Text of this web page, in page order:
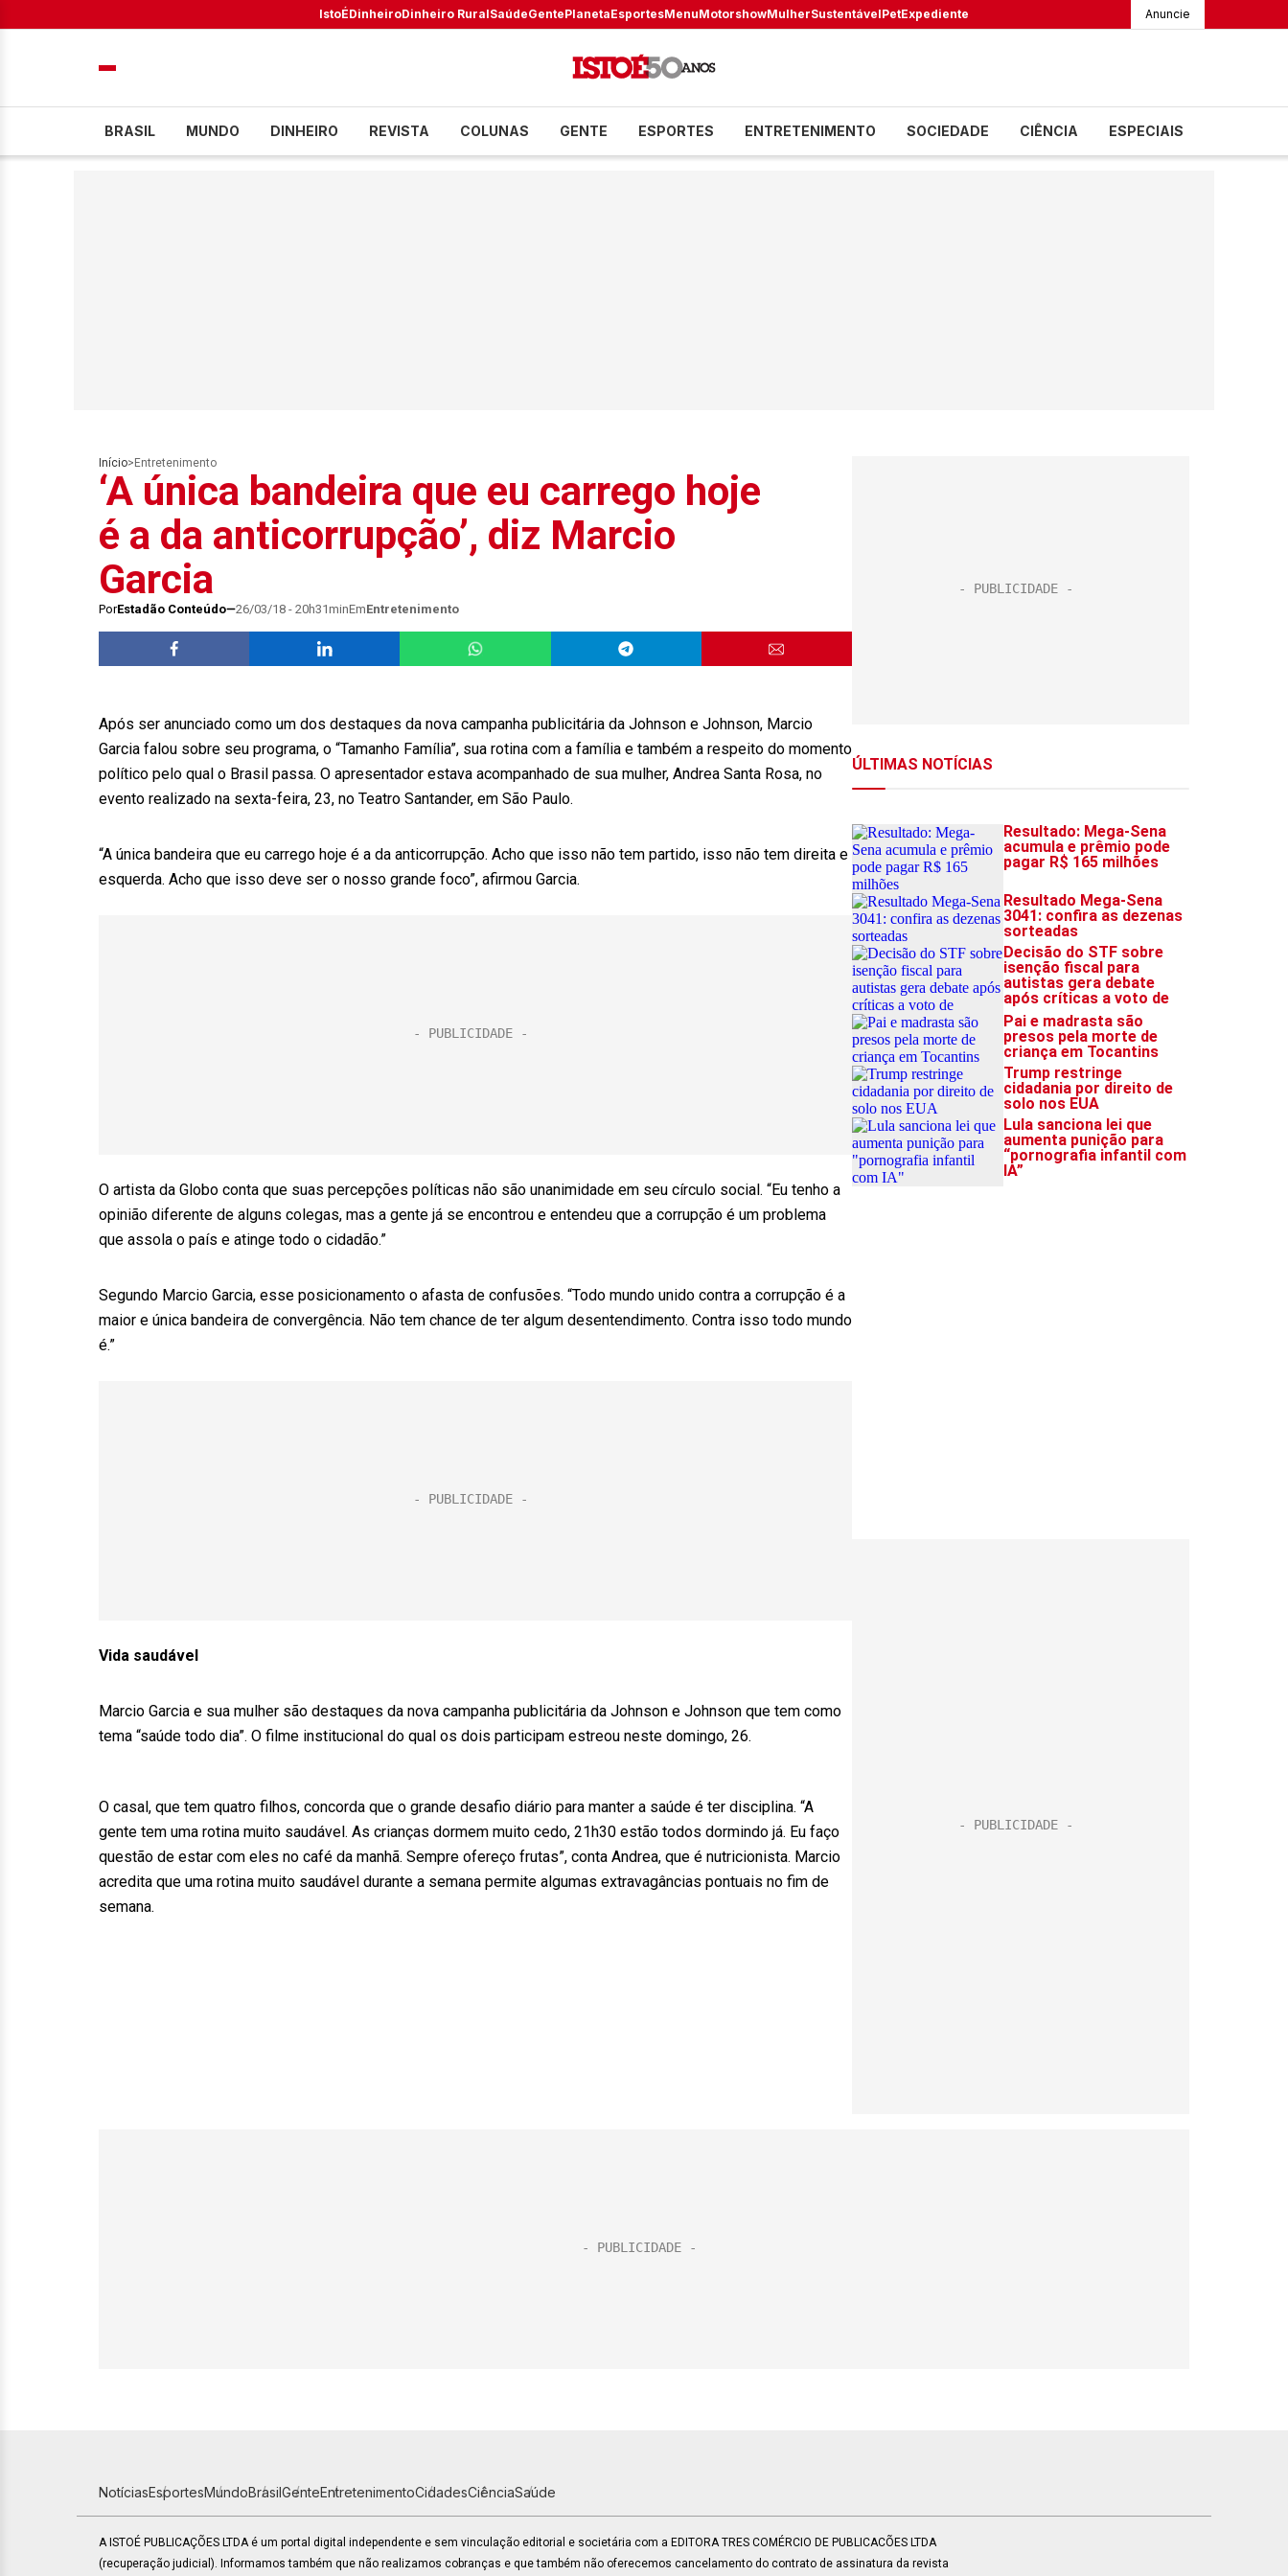
IstoÉDinheiroDinheiro RuralSaúdeGentePlanetaEsportesMenuMotorshowMulherSustentávelPetExpediente Anuncie
BRASIL MUNDO DINHEIRO REVISTA COLUNAS GENTE ESPORTES ENTRETENIMENTO SOCIEDADE CIÊNCIA ESPECIAIS
Início> Entretenimento
‘A única bandeira que eu carrego hoje
é a da anticorrupção’, diz Marcio
Garcia
PorEstadão Conteúdo 26/03/18 - 20h31minEmEntretenimento
Após ser anunciado como um dos destaques da nova campanha publicitária da Johnson e Johnson, Marcio
Garcia falou sobre seu programa, o “Tamanho Família”, sua rotina com a família e também a respeito do momento
político pelo qual o Brasil passa. O apresentador estava acompanhado de sua mulher, Andrea Santa Rosa, no
evento realizado na sexta-feira, 23, no Teatro Santander, em São Paulo.
“A única bandeira que eu carrego hoje é a da anticorrupção. Acho que isso não tem partido, isso não tem direita e
esquerda. Acho que isso deve ser o nosso grande foco”, afirmou Garcia.
O artista da Globo conta que suas percepções políticas não são unanimidade em seu círculo social. “Eu tenho a
opinião diferente de alguns colegas, mas a gente já se encontrou e entendeu que a corrupção é um problema
que assola o país e atinge todo o cidadão.”
Segundo Marcio Garcia, esse posicionamento o afasta de confusões. “Todo mundo unido contra a corrupção é a
maior e única bandeira de convergência. Não tem chance de ter algum desentendimento. Contra isso todo mundo
é.”
Vida saudável
Marcio Garcia e sua mulher são destaques da nova campanha publicitária da Johnson e Johnson que tem como
tema “saúde todo dia”. O filme institucional do qual os dois participam estreou neste domingo, 26.
O casal, que tem quatro filhos, concorda que o grande desafio diário para manter a saúde é ter disciplina. “A
gente tem uma rotina muito saudável. As crianças dormem muito cedo, 21h30 estão todos dormindo já. Eu faço
questão de estar com eles no café da manhã. Sempre ofereço frutas”, conta Andrea, que é nutricionista. Marcio
acredita que uma rotina muito saudável durante a semana permite algumas extravagâncias pontuais no fim de
semana.
NotíciasEsportesMundoBrasilGenteEntretenimentoCidadesCiênciaSaúde
A ISTOÉ PUBLICAÇÕES LTDA é um portal digital independente e sem vinculação editorial e societária com a EDITORA TRES COMÉRCIO DE PUBLICACÕES LTDA
(recuperação judicial). Informamos também que não realizamos cobranças e que também não oferecemos cancelamento do contrato de assinatura da revista